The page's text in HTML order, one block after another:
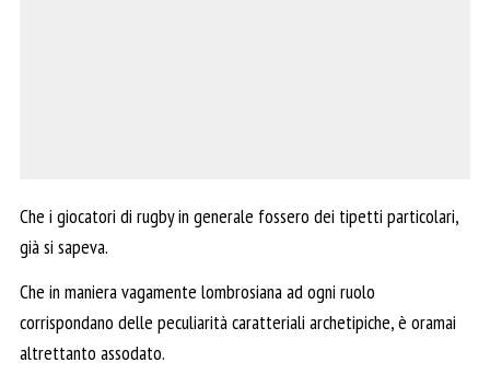
Che i giocatori di rugby in generale fossero dei tipetti particolari,
già si sapeva.
Che in maniera vagamente lombrosiana ad ogni ruolo
corrispondano delle peculiarità caratteriali archetipiche, è oramai
altrettanto assodato.